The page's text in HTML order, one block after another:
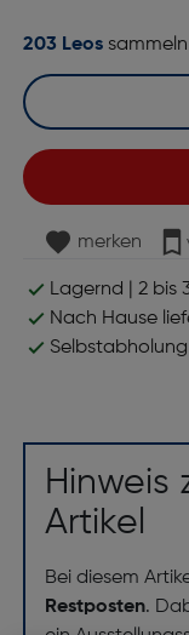
203 Leossammeln
merken
Lagernd | 2 bis
Nach Hause
Selbstabholung
Hinweis
Artikel
Bei diesem
Restposten.